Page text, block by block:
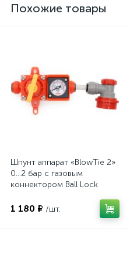
Похожие товары
Шпунт аппарат «BlowTie 2»
0...2 бар с газовым
коннектором Ball Lock
1 180 ₽ /шт.